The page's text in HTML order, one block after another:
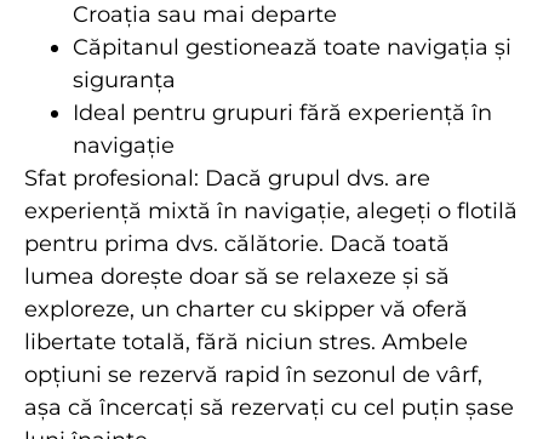
Croația sau mai departe
Căpitanul gestionează toate navigația și
siguranța
Ideal pentru grupuri fără experiență în
navigație
Sfat profesional: Dacă grupul dvs. are
experiență mixtă în navigație, alegeți o flotilă
pentru prima dvs. călătorie. Dacă toată
lumea dorește doar să se relaxeze și să
exploreze, un charter cu skipper vă oferă
libertate totală, fără niciun stres. Ambele
opțiuni se rezervă rapid în sezonul de vârf,
așa că încercați să rezervați cu cel puțin șase